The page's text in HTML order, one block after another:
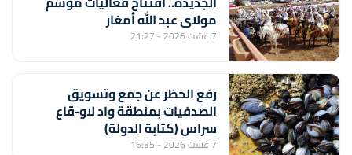
مولاي عبد الله أمغار
7 غشت 2026 - 21:27
رفع الحظر عن جمع وتسويق
الصدفيات بمنطقة واد لاو-قاع
سراس (كتابة الدولة)
7 غشت 2026 - 16:35